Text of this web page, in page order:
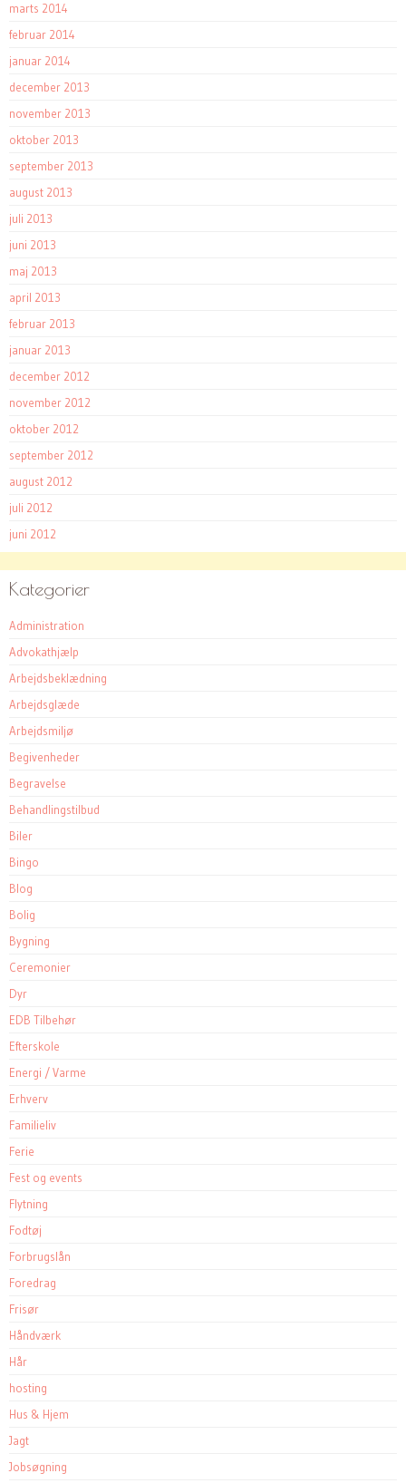
marts 2014
februar 2014
januar 2014
december 2013
november 2013
oktober 2013
september 2013
august 2013
juli 2013
juni 2013
maj 2013
april 2013
februar 2013
januar 2013
december 2012
november 2012
oktober 2012
september 2012
august 2012
juli 2012
juni 2012
Kategorier
Administration
Advokathjælp
Arbejdsbeklædning
Arbejdsglæde
Arbejdsmiljø
Begivenheder
Begravelse
Behandlingstilbud
Biler
Bingo
Blog
Bolig
Bygning
Ceremonier
Dyr
EDB Tilbehør
Efterskole
Energi / Varme
Erhverv
Familieliv
Ferie
Fest og events
Flytning
Fodtøj
Forbrugslån
Foredrag
Frisør
Håndværk
Hår
hosting
Hus & Hjem
Jagt
Jobsøgning